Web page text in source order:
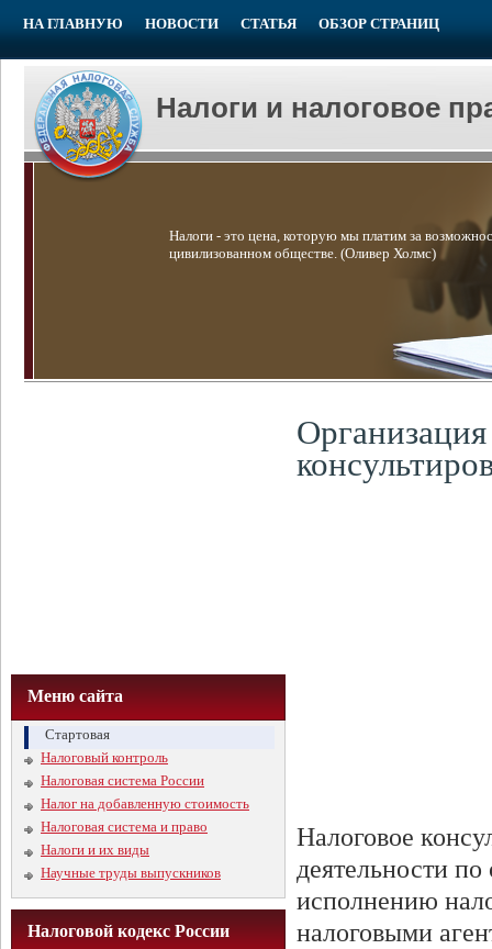
НА ГЛАВНУЮ НОВОСТИ СТАТЬЯ ОБЗОР СТРАНИЦ
Налоги и налоговое
Налоги - это цена, которую мы платим за
цивилизованном обществе. (Оливер Холмс)
Меню сайта
Стартовая
Налоговый контроль
Налоговая система России
Налог на добавленную стоимость
Налоговая система и право
Налоги и их виды
Научные труды выпускников
Налоговой кодекс России
Налоговое
деятельности
исполнению
налоговыми